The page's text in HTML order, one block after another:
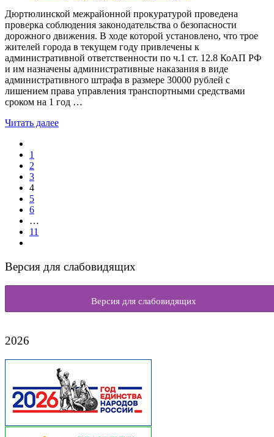
Дюртюлинской межрайонной прокуратурой проведена
проверка соблюдения законодательства о безопасности
дорожного движения. В ходе которой установлено, что трое
жителей города в текущем году привлечены к
административной ответственности по ч.1 ст. 12.8 КоАП РФ
и им назначены административные наказания в виде
административного штрафа в размере 30000 рублей с
лишением права управления транспортными средствами
сроком на 1 год …
Читать далее
1
2
3
4
5
6
…
11
Версия для слабовидящих
Версия для слабовидящих
2026